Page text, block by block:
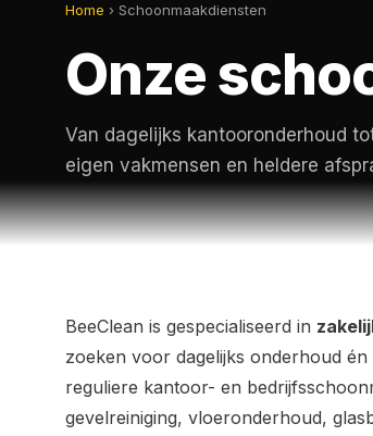
Home › Schoonmaakdiensten
Onze
Van dagelijks kantooronderhoud
eigen vakmensen en heldere
BeeClean is gespecialiseerd in
zoeken voor dagelijks onderhoud
reguliere kantoor- en
gevelreiniging, vloeronderhoud,